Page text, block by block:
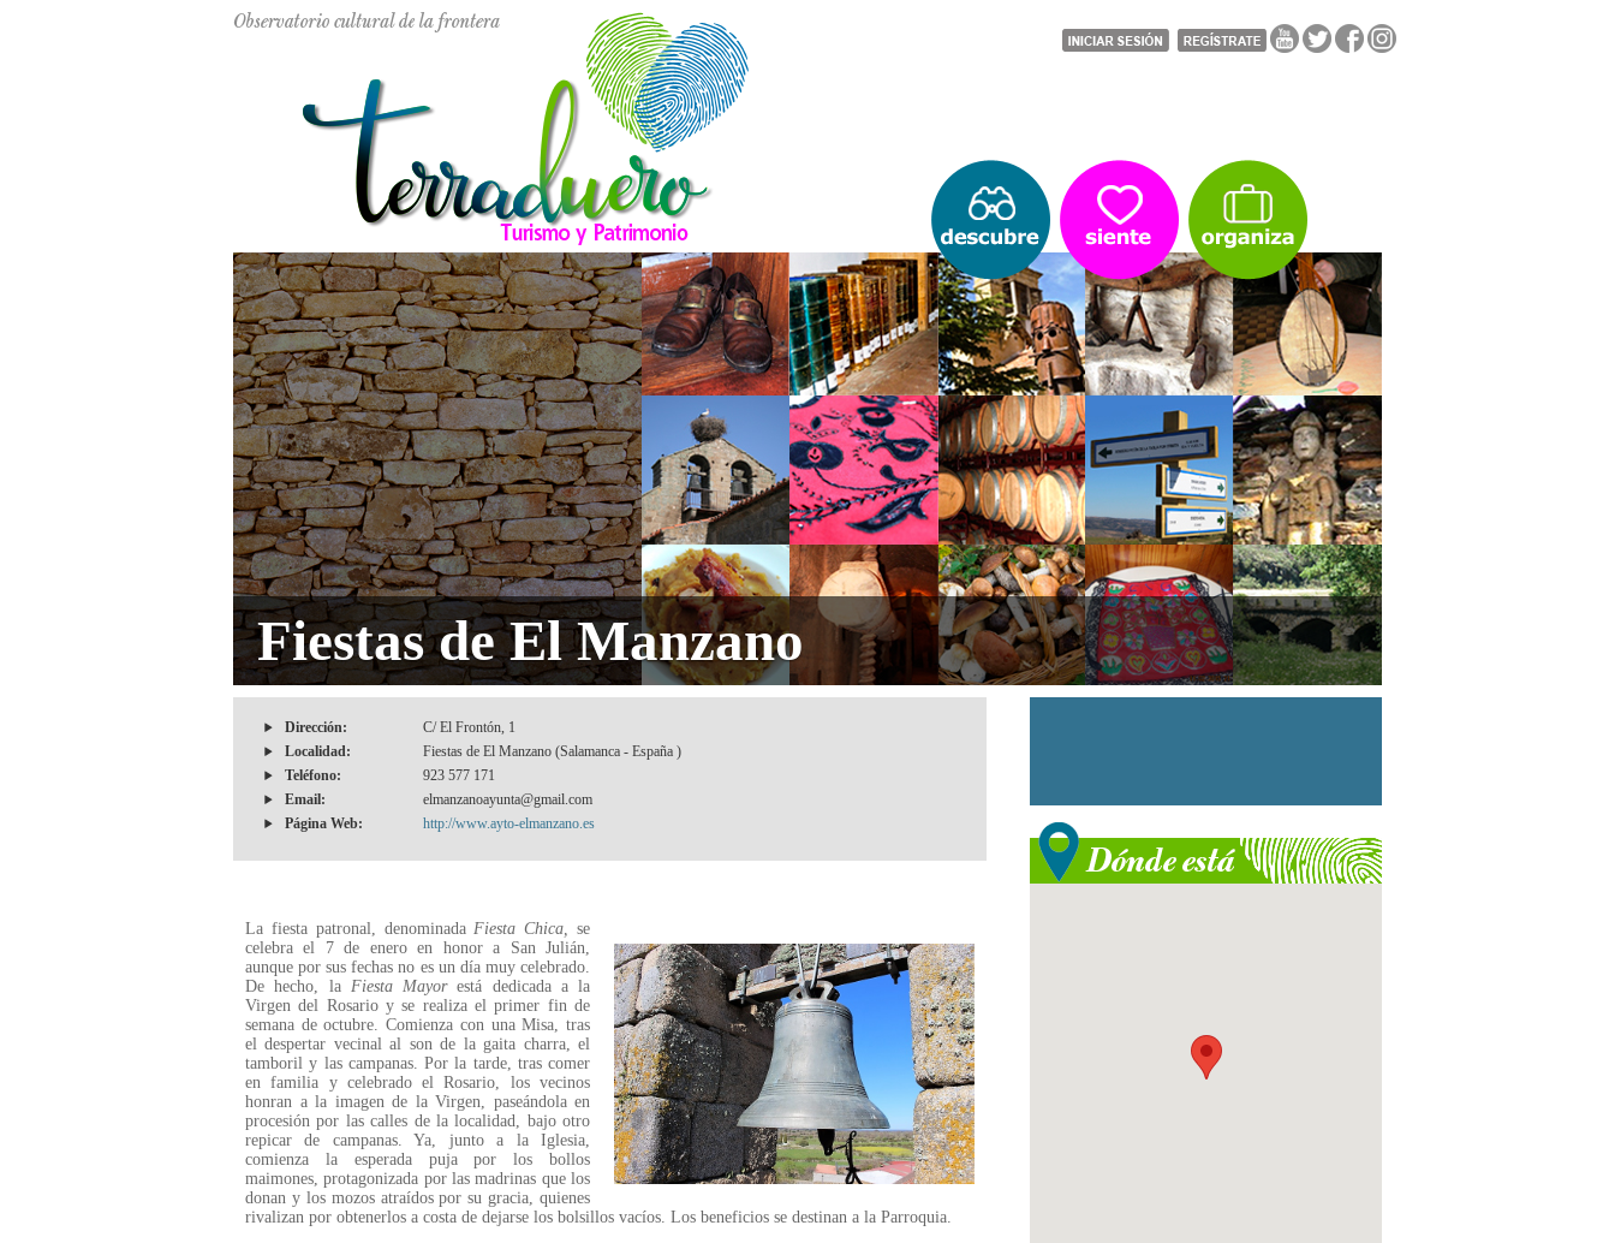
Fiestas de El Manzano
Dirección:
C/ El Frontón, 1
Localidad:
Fiestas de El Manzano (Salamanca - España )
Teléfono:
923 577 171
Email:
elmanzanoayunta@gmail.com
Página Web:
http://www.ayto-elmanzano.es
La fiesta patronal, denominadaFiesta Chica, se
celebra el 7 de enero en honor a San Julián,
aunque por sus fechas no es un día muy celebrado.
De hecho, la Fiesta Mayorestá dedicada a la
Virgen del Rosario y se realiza el primer fin de
semana de octubre. Comienza con una Misa, tras
el despertar vecinal al son de la gaita charra, el
tamboril y las campanas. Por la tarde, tras comer
en familia y celebrado el Rosario, los vecinos
honran a la imagen de la Virgen, paseándola en
procesión por las calles de la localidad, bajo otro
repicar de campanas. Ya, junto a la Iglesia,
comienza la esperada puja por los bollos
maimones, protagonizada por las madrinas que los
donan y los mozos atraídos por su gracia, quienes
rivalizan por obtenerlos a costa de dejarse los bolsillos vacíos. Los beneficios se destinan a la Parroquia.